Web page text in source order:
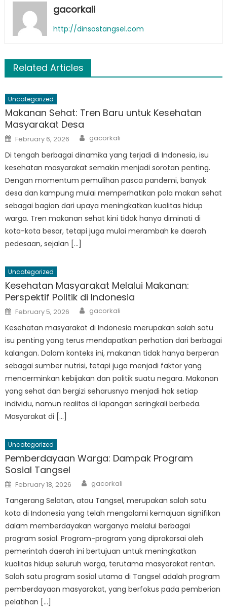
gacorkali
http://dinsostangsel.com
Related Articles
Uncategorized
Makanan Sehat: Tren Baru untuk Kesehatan
Masyarakat Desa
Posted
on
February 6, 2026 Author
gacorkali
Di tengah berbagai dinamika yang terjadi di Indonesia, isu
kesehatan masyarakat semakin menjadi sorotan penting.
Dengan momentum pemulihan pasca pandemi, banyak
desa dan kampung mulai memperhatikan pola makan sehat
sebagai bagian dari upaya meningkatkan kualitas hidup
warga. Tren makanan sehat kini tidak hanya diminati di
kota-kota besar, tetapi juga mulai merambah ke daerah
pedesaan, sejalan […]
Uncategorized
Kesehatan Masyarakat Melalui Makanan:
Perspektif Politik di Indonesia
Posted
on
February 5, 2026 Author
gacorkali
Kesehatan masyarakat di Indonesia merupakan salah satu
isu penting yang terus mendapatkan perhatian dari berbagai
kalangan. Dalam konteks ini, makanan tidak hanya berperan
sebagai sumber nutrisi, tetapi juga menjadi faktor yang
mencerminkan kebijakan dan politik suatu negara. Makanan
yang sehat dan bergizi seharusnya menjadi hak setiap
individu, namun realitas di lapangan seringkali berbeda.
Masyarakat di […]
Uncategorized
Pemberdayaan Warga: Dampak Program
Sosial Tangsel
Posted
on
February 18, 2026 Author
gacorkali
Tangerang Selatan, atau Tangsel, merupakan salah satu
kota di Indonesia yang telah mengalami kemajuan signifikan
dalam memberdayakan warganya melalui berbagai
program sosial. Program-program yang diprakarsai oleh
pemerintah daerah ini bertujuan untuk meningkatkan
kualitas hidup seluruh warga, terutama masyarakat rentan.
Salah satu program sosial utama di Tangsel adalah program
pemberdayaan masyarakat, yang berfokus pada pemberian
pelatihan […]